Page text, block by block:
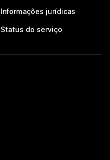
Informações jurídicas
Status do serviço